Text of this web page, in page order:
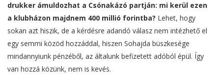
drukker ámuldozhat a Csónakázó partján: mi kerül ezen
a klubházon majdnem 400 millió forintba? Lehet, hogy
sokan azt hiszik, de a kérdésre adandó válasz nem intézhető el
egy semmi közöd hozzáddal, hiszen Sohajda büszkesége
mindannyiunk pénzéből, az általunk befizetett adóból épül. Így
van hozzá közünk, nem is kevés.